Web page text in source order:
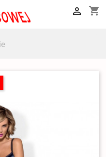
shopping_cart
